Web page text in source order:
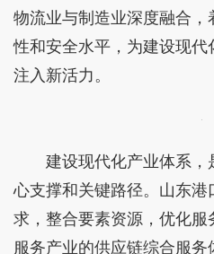
物流业与制造业深度融合
性和安全水平，为建设现代
注入新活力。
建设现代化产业体系
心支撑和关键路径。山东
求，整合要素资源，优化服
服务产业的供应链综合服务